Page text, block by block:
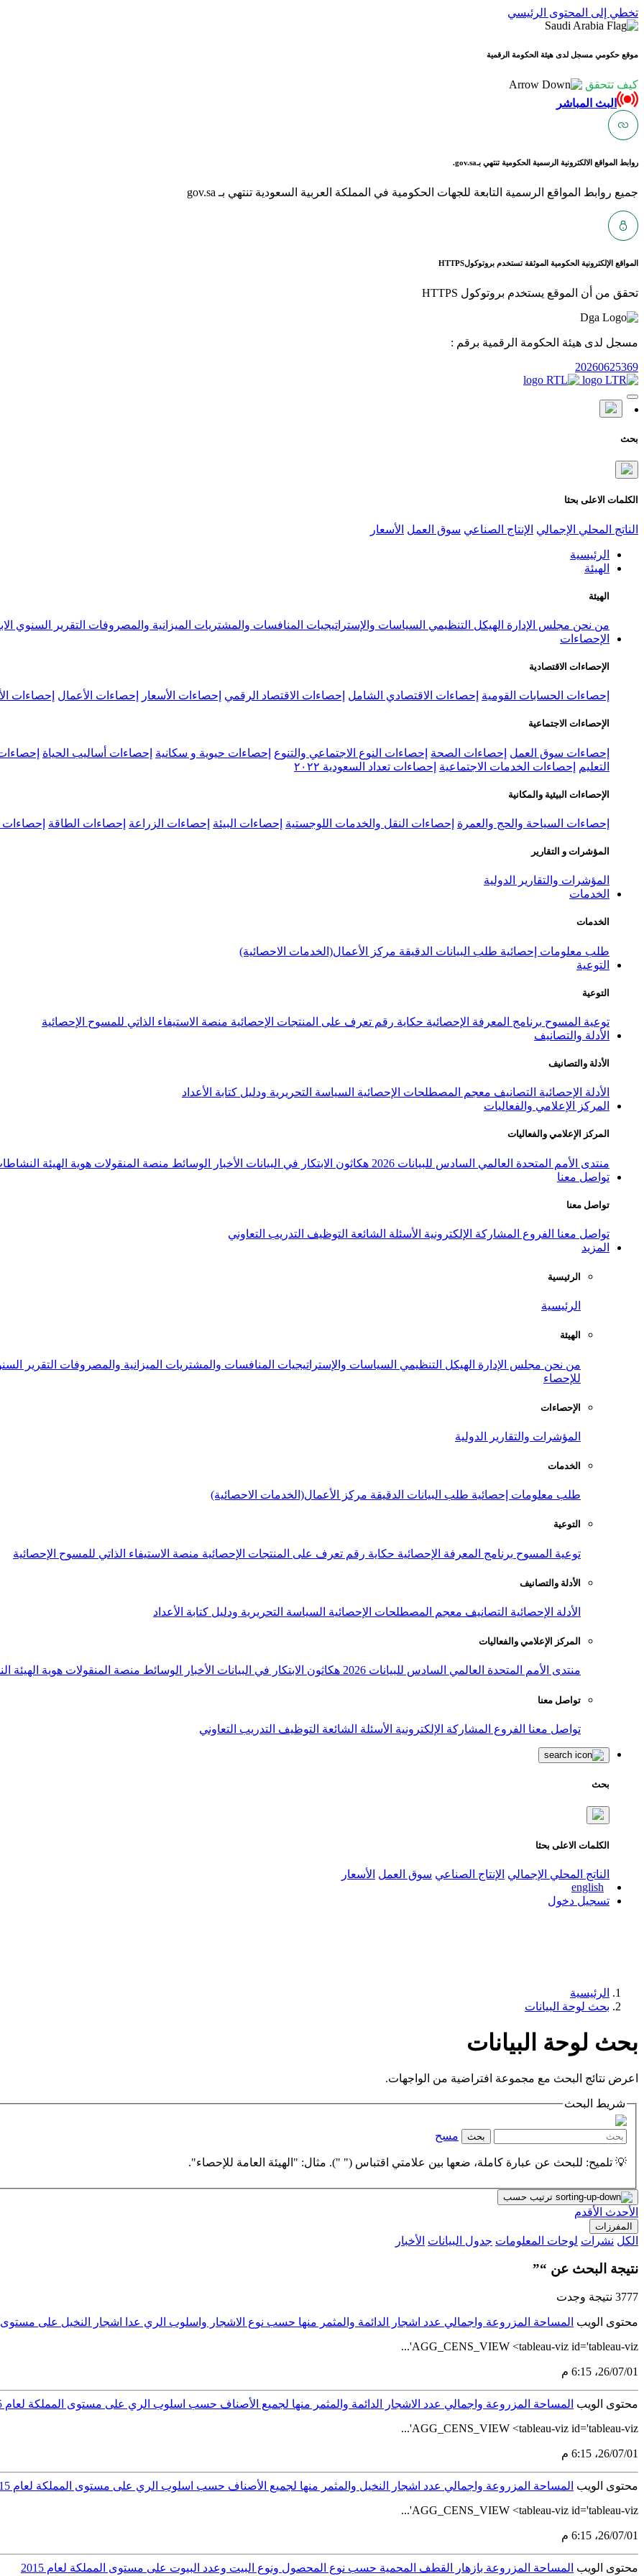
تخطي إلى المحتوى الرئيسي
موقع حكومي مسجل لدى هيئة الحكومة الرقمية
كيف تتحقق
البث المباشر
روابط المواقع الالكترونية الرسمية الحكومية تنتهي بـgov.sa.
جميع روابط المواقع الرسمية التابعة للجهات الحكومية في المملكة العربية السعودية تنتهي بـ gov.sa
المواقع الإلكترونية الحكومية الموثقة تستخدم بروتوكولHTTPS
تحقق من أن الموقع يستخدم بروتوكول HTTPS
مسجل لدى هيئة الحكومة الرقمية برقم :
20260625369
بحث
الكلمات الاعلى بحثا
الناتج المحلي الإجمالي الإنتاج الصناعي سوق العمل الأسعار
الرئيسية
الهيئة
الهيئة
من نحن مجلس الإدارة الهيكل التنظيمي السياسات والإستراتيجيات المنافسات والمشتريات الميزانية والمصروفات التقرير السنوي
الإحصاءات
الإحصاءات الاقتصادية
إحصاءات الحسابات القومية إحصاءات الاقتصادي الشامل إحصاءات الاقتصاد الرقمي إحصاءات الأسعار إحصاءات الأعمال إحصاءات
الإحصاءات الاجتماعية
إحصاءات سوق العمل إحصاءات الصحة إحصاءات النوع الاجتماعي والتنوع إحصاءات حيوية و سكانية إحصاءات أساليب الحياة
التعليم
إحصاءات الخدمات الاجتماعية إحصاءات تعداد السعودية ٢٠٢٢
الإحصاءات البيئية والمكانية
إحصاءات السياحة والحج والعمرة إحصاءات النقل والخدمات اللوجستية إحصاءات البيئة إحصاءات الزراعة إحصاءات الطاقة إحصاءات
المؤشرات و التقارير
المؤشرات والتقارير الدولية
الخدمات
الخدمات
طلب معلومات إحصائية طلب البيانات الدقيقة مركز الأعمال(الخدمات الاحصائية)
التوعية
التوعية
توعية المسوح برنامج المعرفة الإحصائية حكاية رقم تعرف على المنتجات الإحصائية منصة الاستيفاء الذاتي للمسوح الإحصائية
الأدلة والتصانيف
الأدلة والتصانيف
الأدلة الإحصائية التصانيف معجم المصطلحات الإحصائية السياسة التحريرية ودليل كتابة الأعداد
المركز الإعلامي والفعاليات
المركز الإعلامي والفعاليات
منتدى الأمم المتحدة العالمي السادس للبيانات 2026 هكاثون الابتكار في البيانات الأخبار الوسائط منصة المنقولات هوية الهيئة
تواصل معنا
تواصل معنا
تواصل معنا الفروع المشاركة الإلكترونية الأسئلة الشائعة التوظيف التدريب التعاوني
المزيد
الرئيسية
الرئيسية
الهيئة
من نحن مجلس الإدارة الهيكل التنظيمي السياسات والإستراتيجيات المنافسات والمشتريات الميزانية والمصروفات التقرير
للإحصاء
الإحصاءات
المؤشرات والتقارير الدولية
الخدمات
طلب معلومات إحصائية طلب البيانات الدقيقة مركز الأعمال(الخدمات الاحصائية)
التوعية
توعية المسوح برنامج المعرفة الإحصائية حكاية رقم تعرف على المنتجات الإحصائية منصة الاستيفاء الذاتي للمسوح الإحصائية
الأدلة والتصانيف
الأدلة الإحصائية التصانيف معجم المصطلحات الإحصائية السياسة التحريرية ودليل كتابة الأعداد
المركز الإعلامي والفعاليات
منتدى الأمم المتحدة العالمي السادس للبيانات 2026 هكاثون الابتكار في البيانات الأخبار الوسائط منصة المنقولات هوية الهيئة
تواصل معنا
تواصل معنا الفروع المشاركة الإلكترونية الأسئلة الشائعة التوظيف التدريب التعاوني
بحث
الكلمات الاعلى بحثا
الناتج المحلي الإجمالي الإنتاج الصناعي سوق العمل الأسعار
english
تسجيل دخول
الرئيسية
بحث لوحة البيانات
بحث لوحة البيانات
اعرض نتائج البحث مع مجموعة افتراضية من الواجهات.
شريط البحث
بحث مسح
💡 تلميح: للبحث عن عبارة كاملة، ضعها بين علامتي اقتباس (" "). مثال: "الهيئة العامة للإحصاء".
ترتيب حسب
الأحدث الأقدم
المفرزات
الكل نشرات لوحات المعلومات جدول البيانات الأخبار
نتيجة البحث عن “”
3777 نتيجة وجدت
محتوى الويب المساحة المزروعة واجمالي عدد اشجار الدائمة والمثمر منها حسب نوع الاشجار واسلوب الري عدا اشجار النخيل على مستوى
AGG_CENS_VIEW <tableau-viz id='tableau-viz'...
01‏/07‏/26، 6:15 م
محتوى الويب المساحة المزروعة واجمالي عدد الاشجار الدائمة والمثمر منها لجميع الأصناف حسب اسلوب الري على مستوى المملكة لعام 2015
AGG_CENS_VIEW <tableau-viz id='tableau-viz'...
01‏/07‏/26، 6:15 م
محتوى الويب المساحة المزروعة واجمالي عدد اشجار النخيل والمثمر منها لجميع الأصناف حسب اسلوب الري على مستوى المملكة لعام 2015
AGG_CENS_VIEW <tableau-viz id='tableau-viz'...
01‏/07‏/26، 6:15 م
محتوى الويب المساحة المزروعة بازهار القطف المحمية حسب نوع المحصول ونوع البيت وعدد البيوت على مستوى المملكة لعام 2015